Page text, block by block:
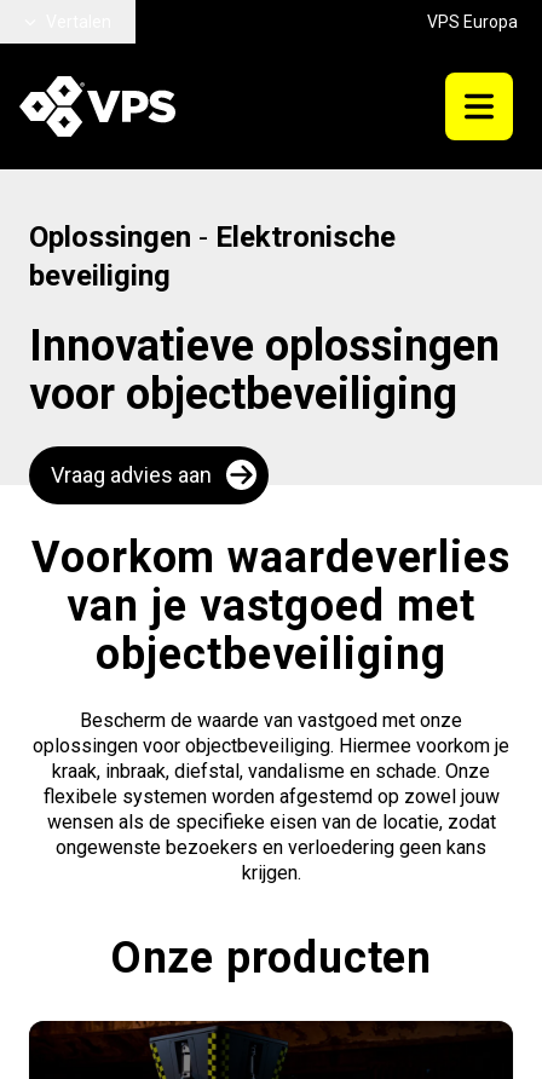
VPS Europa
Oplossingen - Elektronische
beveiliging
Innovatieve oplossingen
voor objectbeveiliging
Vraag advies aan
Voorkom waardeverlies
van je vastgoed met
objectbeveiliging
Bescherm de waarde van vastgoed met onze
oplossingen voor objectbeveiliging. Hiermee voorkom je
kraak, inbraak, diefstal, vandalisme en schade. Onze
flexibele systemen worden afgestemd op zowel jouw
wensen als de specifieke eisen van de locatie, zodat
ongewenste bezoekers en verloedering geen kans
krijgen.
Onze producten